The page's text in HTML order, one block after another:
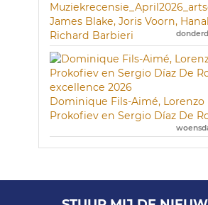
James Blake, Joris Voorn,
Richard Barbieri
Dominique Fils-Aimé, Lorenzo
Prokofiev en Sergio Díaz De